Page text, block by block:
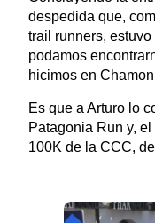
despedida que,
trail runners,
podamos
hicimos en
Es que a Arturo lo
Patagonia Run y,
100K de la CCC,